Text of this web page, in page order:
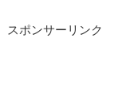
スポンサーリンク